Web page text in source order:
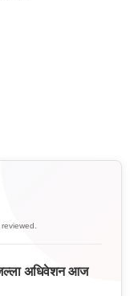
reviewed.
जिल्ला अधिवेशन आज